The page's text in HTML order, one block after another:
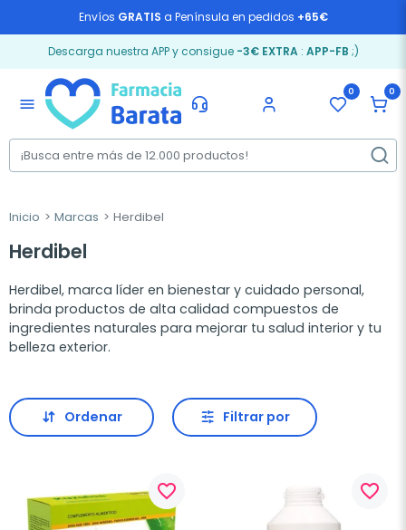
Envíos GRATIS a Península en pedidos +65€
Descarga nuestra APP y consigue -3€ EXTRA: APP-FB ;)
menu
0 0
Inicio Marcas Herdibel
Herdibel
Herdibel, marca líder en bienestar y cuidado personal,
brinda productos de alta calidad compuestos de
ingredientes naturales para mejorar tu salud interior y tu
belleza exterior.
Ordenar Filtrar por
favorite_border favorite_border